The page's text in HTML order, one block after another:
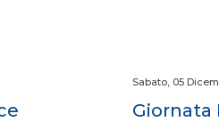
Sabato, 05
Giornata